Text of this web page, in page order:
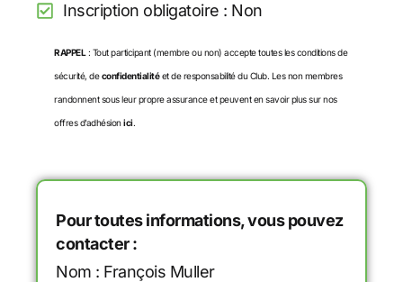
Inscription obligatoire : Non
RAPPEL : Tout participant (membre ou non) accepte toutes les conditions de
sécurité, deconfidentialitéet de responsabilité du Club. Les non membres
randonnent sous leur propre assurance et peuvent en savoir plus sur nos
offres d’adhésionici.
Pour toutes informations, vous pouvez
contacter :
Nom : François Muller